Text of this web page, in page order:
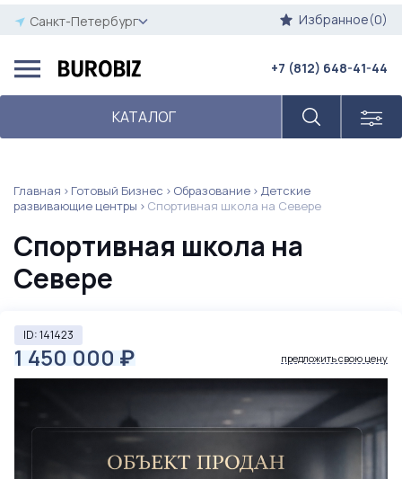
Санкт-Петербург Избранное(0)
КАТАЛОГ
+7 (812) 648-41-44
Главная Готовый Бизнес Образование
Детские
развивающие центры
Спортивная школа на Севере
Спортивная школа на
Севере
ID: 141423
1 450 000 ₽ предложить свою цену